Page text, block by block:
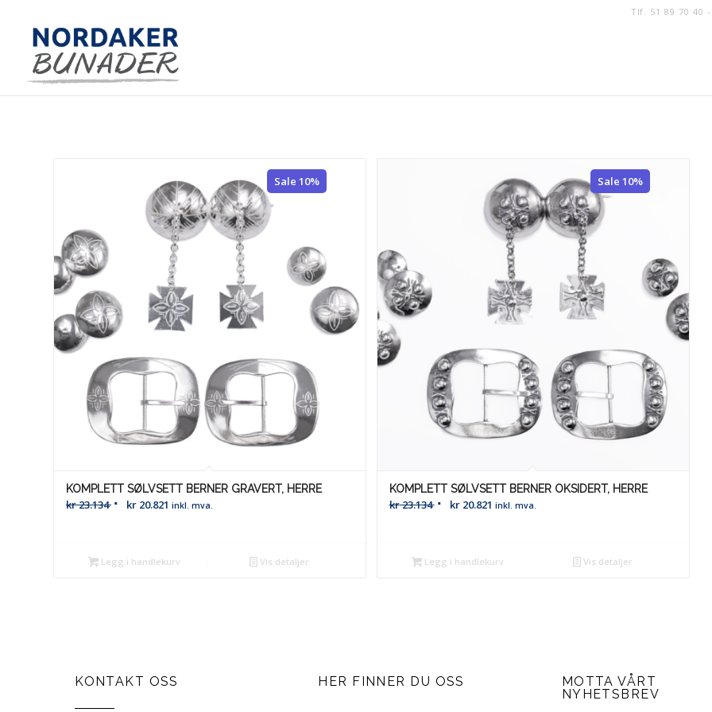
Tlf. 51 89 70 40
Sale 10%
KOMPLETT SØLVSETT BERNER GRAVERT, HERRE
kr23.134 kr 20.821 inkl. mva.
Legg i handlekurv Vis detaljer
Sale 10%
KOMPLETT SØLVSETT BERNER OKSIDERT, HERRE
kr23.134 kr20.821 inkl. mva.
Legg i handlekurv Vis detaljer
KONTAKT OSS HER FINNER DU OSS
MOTTA VÅRT
NYHETSBREV